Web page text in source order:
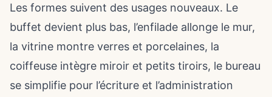
Les formes suivent des usages nouveaux. Le
buffet devient plus bas, l’enfilade allonge le mur,
la vitrine montre verres et porcelaines, la
coiffeuse intègre miroir et petits tiroirs, le bureau
se simplifie pour l’écriture et l’administration